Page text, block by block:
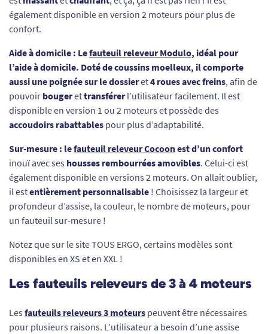
également disponible en version 2 moteurs pour plus de
confort.
Aide à domicile : Lefauteuil releveur Modulo, idéal pour
l’aide à domicile. Doté de coussins moelleux, il comporte
aussi une poignée sur le dossieret4 roues avec freins, afin de
pouvoir bougerettransférerl’utilisateur facilement. Il est
disponible en version 1 ou 2 moteurs et possède des
accoudoirs rabattables pour plus d’adaptabilité.
Sur-mesure : lefauteuil releveur Cocoonest d’un confort
inouï avec ses housses rembourrées amovibles. Celui-ci est
également disponible en versions 2 moteurs. On allait oublier,
il estentièrement personnalisable ! Choisissez la largeur et
profondeur d’assise, la couleur, le nombre de moteurs, pour
un fauteuil sur-mesure !
Notez que sur le site TOUS ERGO, certains modèles sont
disponibles en XS et en XXL !
Les fauteuils releveurs de 3 à 4 moteurs
Les fauteuils releveurs 3 moteurs peuvent être nécessaires
pour plusieurs raisons. L’utilisateur a besoin d’une assise